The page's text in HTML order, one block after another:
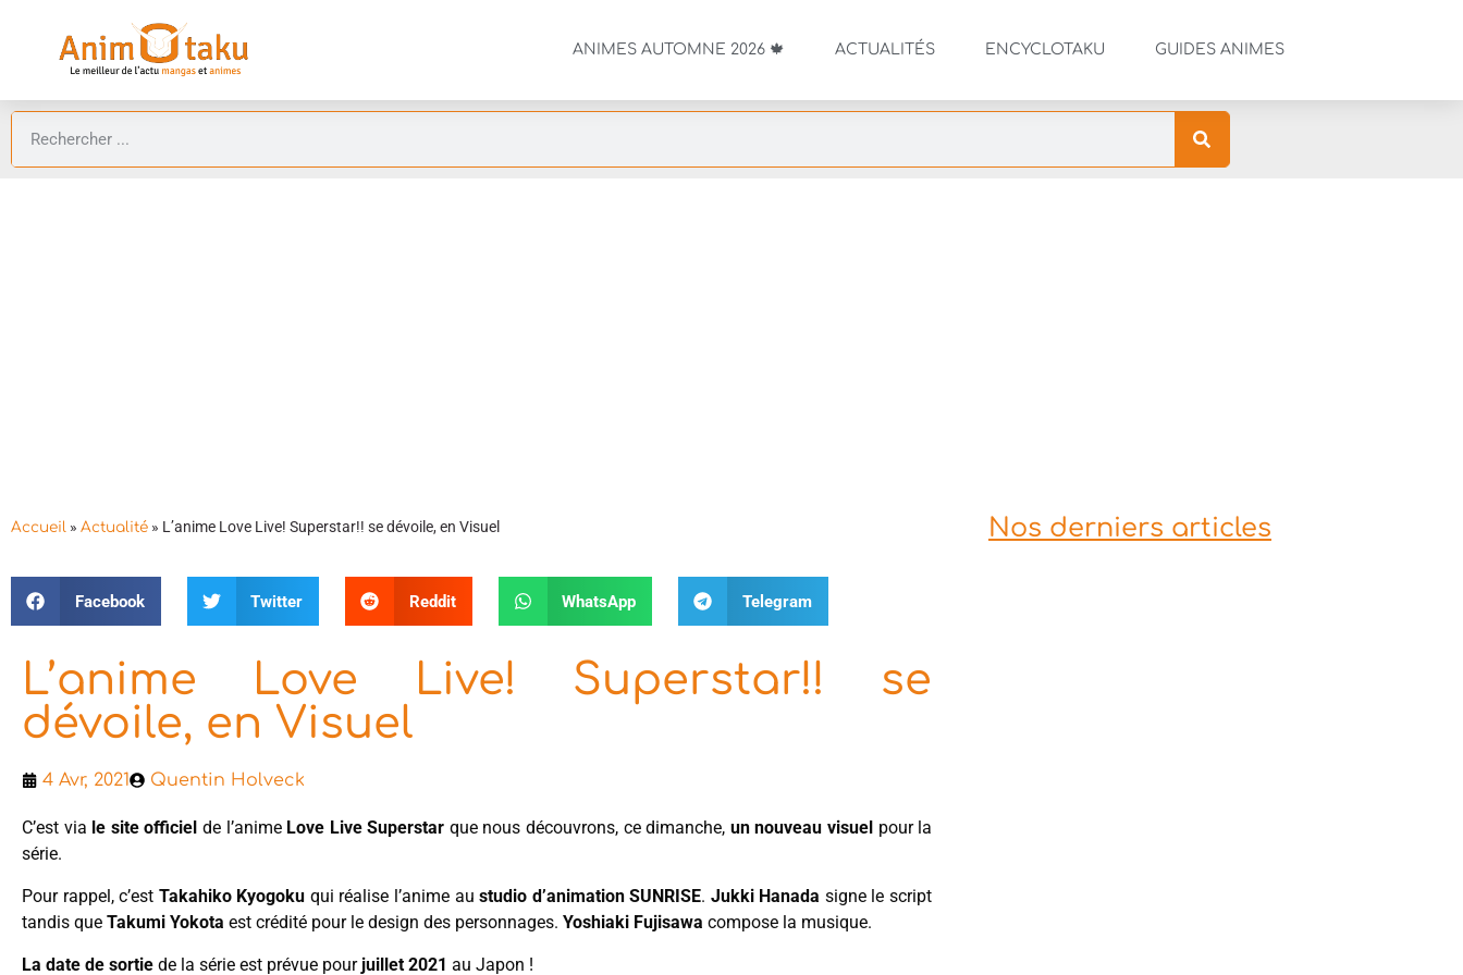
ANIMES AUTOMNE 2026 🍁 ACTUALITÉS ENCYCLOTAKU GUIDES ANIMES
Accueil » Actualité » L’anime Love Live! Superstar!! se dévoile, en Visuel
Facebook Twitter Reddit WhatsApp Telegram
L’anime Love Live! Superstar!! se
dévoile, en Visuel
4 Avr, 2021 Quentin Holveck
C’est via le site officiel de l’anime Love Live Superstar que nous découvrons, ce dimanche, un nouveau visuelpour la
série.
Pour rappel, c’est Takahiko Kyogoku qui réalise l’anime austudio d’animation SUNRISE. Jukki Hanada signe le script
tandis que Takumi Yokota est crédité pour le design des personnages. Yoshiaki Fujisawa compose la musique.
La date de sortie de la série est prévue pour juillet 2021 au Japon !
Nos derniers articles